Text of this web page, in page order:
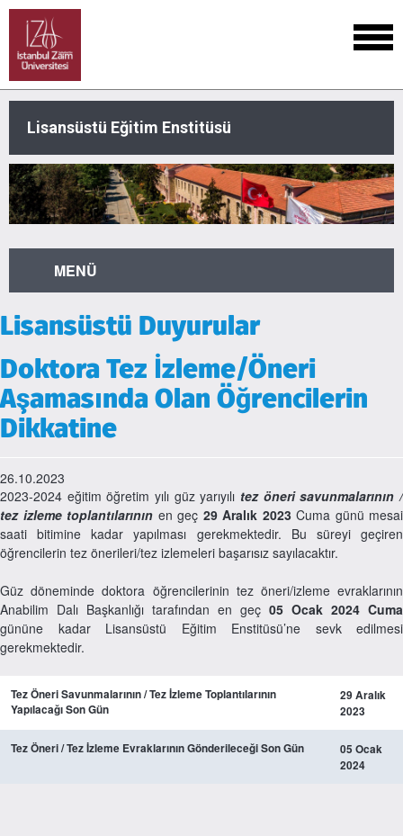
Lisansüstü Eğitim Enstitüsü
MENÜ
Lisansüstü Duyurular
Doktora Tez İzleme/Öneri
Aşamasında Olan Öğrencilerin
Dikkatine
26.10.2023
2023-2024 eğitim öğretim yılı güz yarıyılı tez öneri savunmalarının /
tez izleme toplantılarının en geç 29 Aralık 2023Cuma günü mesai
saati bitimine kadar yapılması gerekmektedir. Bu süreyi geçiren
öğrencilerin tez önerileri/tez izlemeleri başarısız sayılacaktır.
Güz döneminde doktora öğrencilerinin tez öneri/izleme evraklarının
Anabilim Dalı Başkanlığı tarafından en geç 05 Ocak 2024 Cuma
gününe kadar Lisansüstü Eğitim Enstitüsü’ne sevk edilmesi
gerekmektedir.
Tez Öneri Savunmalarının /Tez İzleme Toplantılarının
Yapılacağı Son Gün
29 Aralık
2023
Tez Öneri / Tez İzleme Evraklarının Gönderileceği Son Gün
05 Ocak
2024